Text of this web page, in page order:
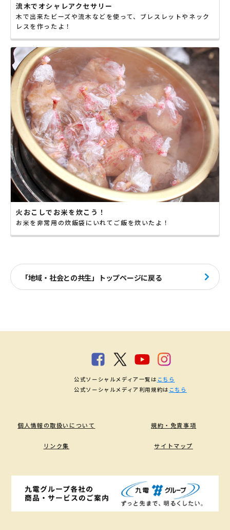
流木でオシャレアクセサリー
木で出来たビーズや流木などを使って、ブレスレットやネック
レスを作ったよ！
火おこしでお米を炊こう！
お米を非常用の炊飯袋にいれてご飯を炊いたよ！
「地域・社会との共生」トップページに戻る
個人情報の取扱いについて 規約・免責事項
リンク集 サイトマップ
公式ソーシャルメディア一覧は こちら
公式ソーシャルメディア利用規約は こちら